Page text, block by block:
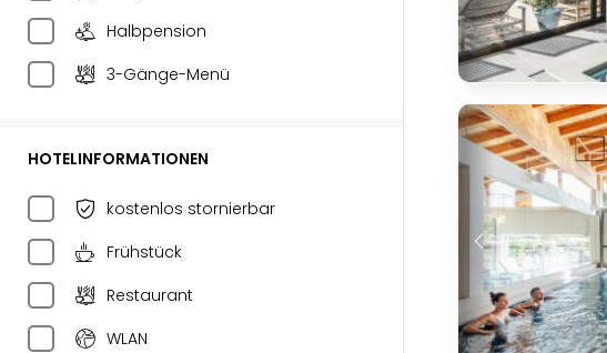
Halbpension
3-Gänge-Menü
HOTELINFORMATIONEN
kostenlos stornierbar
Frühstück
Restaurant
WLAN